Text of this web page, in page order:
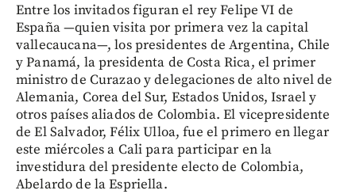
Entre los invitados figuran el rey Felipe VI de
España —quien visita por primera vez la capital
vallecaucana—, los presidentes de Argentina, Chile
y Panamá, la presidenta de Costa Rica, el primer
ministro de Curazao y delegaciones de alto nivel de
Alemania, Corea del Sur, Estados Unidos, Israel y
otros países aliados de Colombia. El vicepresidente
de El Salvador, Félix Ulloa, fue el primero en llegar
este miércoles a Cali para participar en la
investidura del presidente electo de Colombia,
Abelardo de la Espriella.